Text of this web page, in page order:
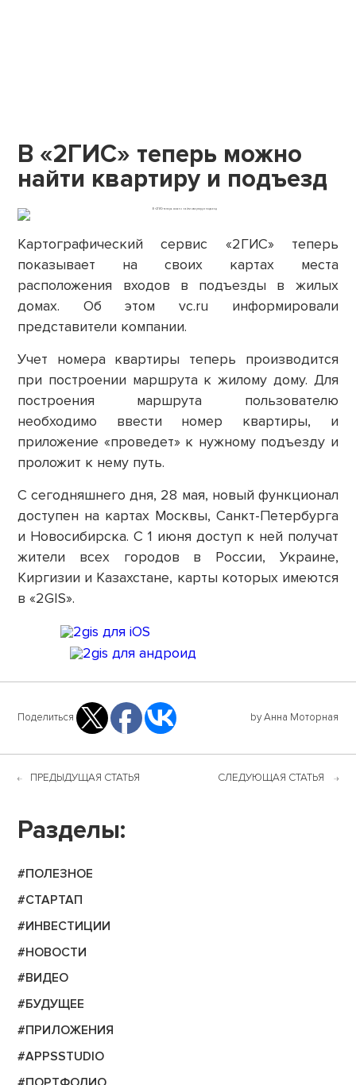
В «2ГИС» теперь можно
найти квартиру и подъезд
Картографический сервис «2ГИС» теперь
показывает на своих картах места
расположения входов в подъезды в жилых
домах. Об этом vc.ru информировали
представители компании.
Учет номера квартиры теперь производится
при построении маршрута к жилому дому. Для
построения маршрута пользователю
необходимо ввести номер квартиры, и
приложение «проведет» к нужному подъезду и
проложит к нему путь.
С сегодняшнего дня, 28 мая, новый функционал
доступен на картах Москвы, Санкт-Петербурга
и Новосибирска. С 1 июня доступ к ней получат
жители всех городов в России, Украине,
Киргизии и Казахстане, карты которых имеются
в «2GIS».
Поделиться by Анна Моторная
ПРЕДЫДУЩАЯ СТАТЬЯ СЛЕДУЮЩАЯ СТАТЬЯ
Разделы:
#ПОЛЕЗНОЕ
#СТАРТАП
#ИНВЕСТИЦИИ
#НОВОСТИ
#ВИДЕО
#БУДУЩЕЕ
#ПРИЛОЖЕНИЯ
#APPSSTUDIO